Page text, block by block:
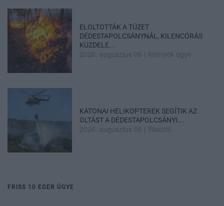
ELOLTOTTÁK A TÜZET
DÉDESTAPOLCSÁNYNÁL, KILENCÓRÁS
KÜZDELE...
2026. augusztus 06 Környék ügye
KATONAI HELIKOPTEREK SEGÍTIK AZ
OLTÁST A DÉDESTAPOLCSÁNYI...
2026. augusztus 05 Riasztó
FRISS 10 EGER ÜGYE